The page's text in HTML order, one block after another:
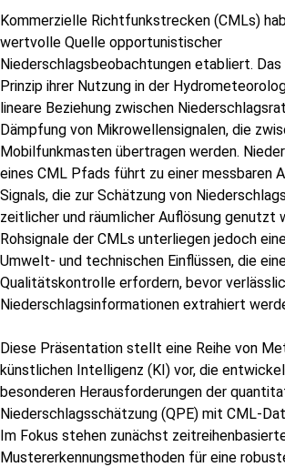
Kommerzielle Richtfunkstrecken (CMLs)
wertvolle Quelle opportunistischer
Niederschlagsbeobachtungen etabliert.
Prinzip ihrer Nutzung in der
lineare Beziehung zwischen
Dämpfung von Mikrowellensignalen, die
Mobilfunkmasten übertragen werden.
eines CML Pfads führt zu einer messbaren
Signals, die zur Schätzung von
zeitlicher und räumlicher Auflösung genutzt
Rohsignale der CMLs unterliegen jedoch
Umwelt- und technischen Einflüssen, die
Qualitätskontrolle erfordern, bevor
Niederschlagsinformationen extrahiert
Diese Präsentation stellt eine Reihe von
künstlichen Intelligenz (KI) vor, die
besonderen Herausforderungen der
Niederschlagsschätzung (QPE) mit CML-
Im Fokus stehen zunächst
Mustererkennungsmethoden für eine